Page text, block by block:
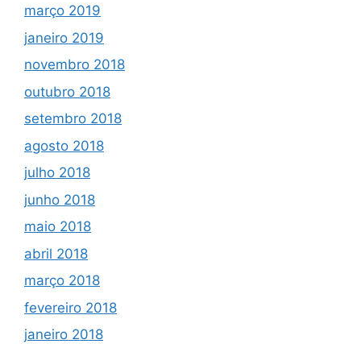
março 2019
janeiro 2019
novembro 2018
outubro 2018
setembro 2018
agosto 2018
julho 2018
junho 2018
maio 2018
abril 2018
março 2018
fevereiro 2018
janeiro 2018